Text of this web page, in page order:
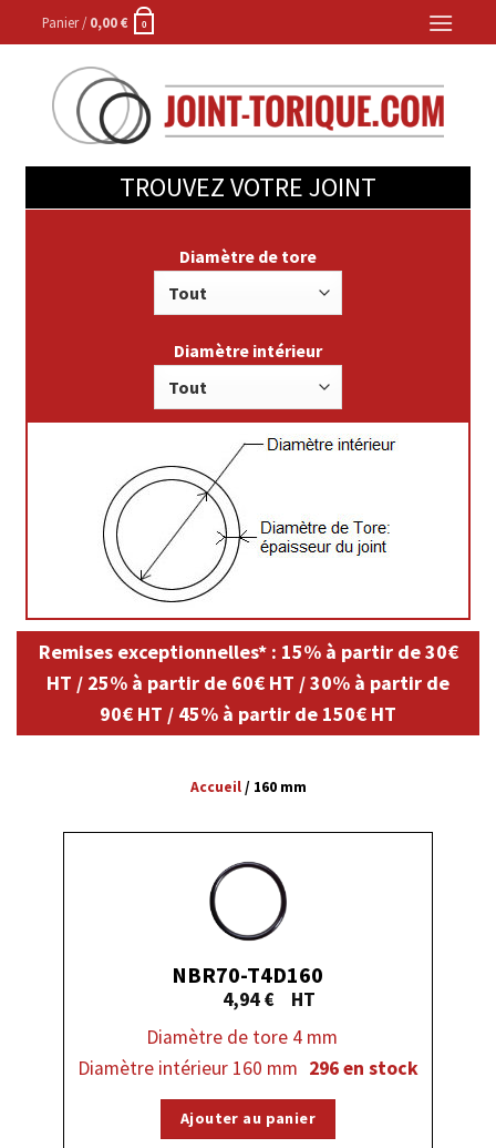
to
Panier /0,00€ 0
TROUVEZ VOTRE JOINT
Diamètre de tore
Diamètre intérieur
Remises exceptionnelles* : 15% à partir de 30€
HT / 25% à partir de 60€ HT / 30% à partir de
90€ HT / 45% à partir de 150€ HT
Accueil/ 160 mm
NBR70-T4D160
4,94€
Diamètre de tore 4 mm
Diamètre intérieur 160 mm 296 en stock
Ajouter au panier